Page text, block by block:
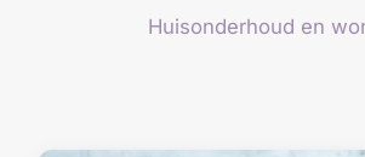
Huisonderhoud en